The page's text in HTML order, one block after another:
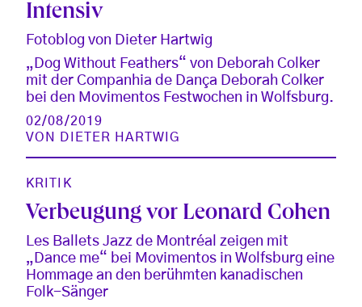
Intensiv
Fotoblog von Dieter Hartwig
„Dog Without Feathers“ von Deborah Colker
mit der Companhia de Dança Deborah Colker
bei den Movimentos Festwochen in Wolfsburg.
02/08/2019
VON
DIETER HARTWIG
KRITIK
Verbeugung vor Leonard Cohen
Les Ballets Jazz de Montréal zeigen mit
„Dance me“ bei Movimentos in Wolfsburg eine
Hommage an den berühmten kanadischen
Folk-Sänger